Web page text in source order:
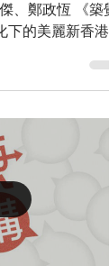
︰許允恆（作
、鄭政恆 《築覺
下的美麗新香港
役的同時，西
型建築忽爾出現
...